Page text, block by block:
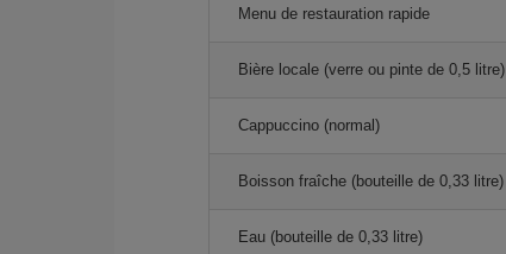
Menu de restauration rapide
Bière locale (verre ou pinte de 0,5 litre)
Cappuccino (normal)
Boisson fraîche (bouteille de 0,33 litre)
Eau (bouteille de 0,33 litre)